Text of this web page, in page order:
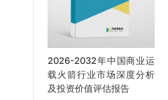
2026-2032年中国商业运
载火箭行业市场深度分析
及投资价值评估报告